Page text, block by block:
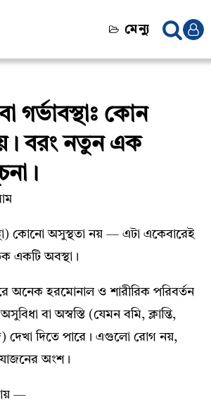
মেন্যু
গর্ভাবস্থাঃ কোন
বরং নতুন এক
কোনো অসুস্থতা নয় — এটা একেবারেই
একটি অবস্থা।
অনেক হরমোনাল ও শারীরিক পরিবর্তন
বা অস্বস্তি (যেমন বমি, ক্লান্তি,
দেখা দিতে পারে। এগুলো রোগ নয়,
অংশ।
—